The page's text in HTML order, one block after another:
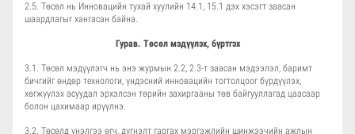
2.5. Төсөл нь Инновацийн тухай хуулийн 14.1, 15.1 дэх хэсэгт заасан
шаардлагыг хангасан байна.
Гурав. Төсөл мэдүүлэх, бүртгэх
3.1. Төсөл мэдүүлэгч нь энэ журмын 2.2, 2.3-т заасан мэдээлэл, баримт
бичгийг өндөр технологи, үндэсний инновацийн тогтолцоог бүрдүүлэх,
хөгжүүлэх асуудал эрхэлсэн төрийн захиргааны төв байгууллагад цаасаар
болон цахимаар ирүүлнэ.
3.2. Төсөлд үнэлгээ өгч, дүгнэлт гаргах мэргэжлийн шинжээчийн ажлын